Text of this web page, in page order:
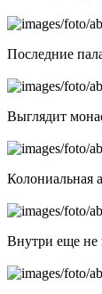
Последние
Выглядит
Колониальная
Внутри еще не